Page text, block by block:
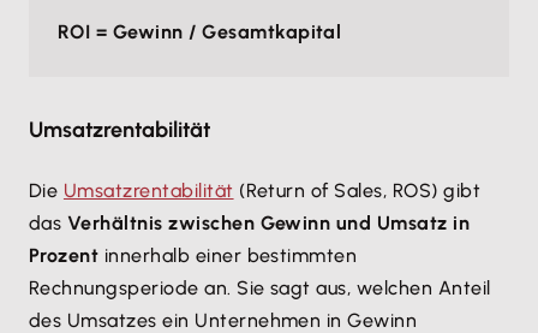
ROI = Gewinn / Gesamtkapital
Umsatzrentabilität
Die Umsatzrentabilität (Return of Sales, ROS) gibt
das Verhältnis zwischen Gewinn und Umsatz in
Prozent innerhalb einer bestimmten
Rechnungsperiode an. Sie sagt aus, welchen Anteil
des Umsatzes ein Unternehmen in Gewinn